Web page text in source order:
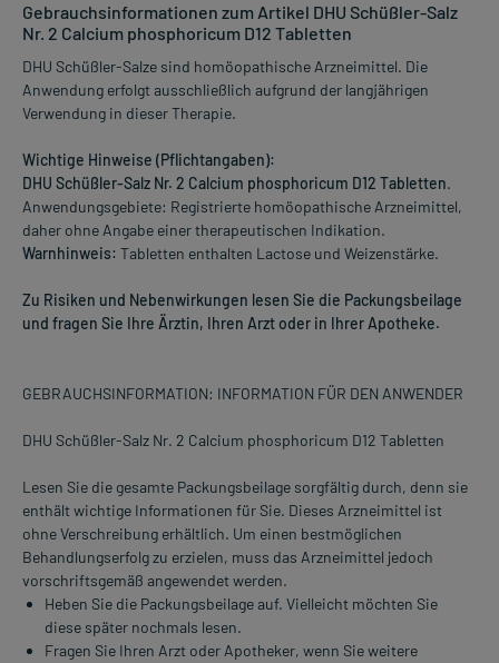
Gebrauchsinformationen zum Artikel DHU Schüßler-Salz
Nr. 2 Calcium phosphoricum D12 Tabletten
DHU Schüßler-Salze sind homöopathische Arzneimittel. Die
Anwendung erfolgt ausschließlich aufgrund der langjährigen
Verwendung in dieser Therapie.
Wichtige Hinweise (Pflichtangaben):
DHU Schüßler-Salz Nr. 2 Calcium phosphoricum D12 Tabletten.
Anwendungsgebiete: Registrierte homöopathische Arzneimittel,
daher ohne Angabe einer therapeutischen Indikation.
Warnhinweis: Tabletten enthalten Lactose und Weizenstärke.
Zu Risiken und Nebenwirkungen lesen Sie die Packungsbeilage
und fragen Sie Ihre Ärztin, Ihren Arzt oder in Ihrer Apotheke.
GEBRAUCHSINFORMATION: INFORMATION FÜR DEN ANWENDER
DHU Schüßler-Salz Nr. 2 Calcium phosphoricum D12 Tabletten
Lesen Sie die gesamte Packungsbeilage sorgfältig durch, denn sie
enthält wichtige Informationen für Sie. Dieses Arzneimittel ist
ohne Verschreibung erhältlich. Um einen bestmöglichen
Behandlungserfolg zu erzielen, muss das Arzneimittel jedoch
vorschriftsgemäß angewendet werden.
Heben Sie die Packungsbeilage auf. Vielleicht möchten Sie
diese später nochmals lesen.
Fragen Sie Ihren Arzt oder Apotheker, wenn Sie weitere